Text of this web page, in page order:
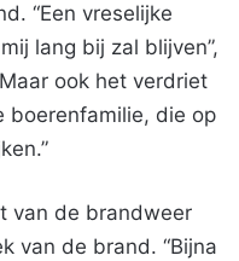
“Een vreselijke
lang bij zal blijven”,
ook het verdriet
boerenfamilie, die op
van de brandweer
van de brand. “Bijna